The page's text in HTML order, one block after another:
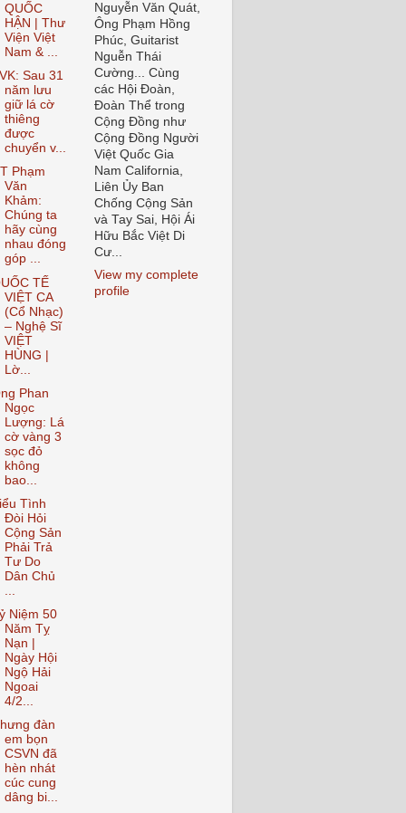
QUỐC
HẬN | Thư
Viện Việt
Nam & ...
Sau 31
năm lưu
giữ lá cờ
thiêng
được
chuyển v...
Phạm
Văn
Khảm:
Chúng ta
hãy cùng
nhau đóng
góp ...
TẾ
VIỆT CA
(Cổ Nhạc)
– Nghệ Sĩ
VIỆT
HÙNG |
Lờ...
Phan
Ngọc
Lượng: Lá
cờ vàng 3
sọc đỏ
không
bao...
Tình
Đòi Hỏi
Cộng Sản
Phải Trả
Tư Do
Dân Chủ
Niệm 50
Năm Tỵ
Nạn |
Ngày Hội
Ngộ Hải
Ngoai
4/2...
đàn
em bọn
CSVN đã
hèn nhát
cúc cung
dâng bi...
Nguyễn Văn Quát,
Ông Phạm Hồng
Phúc, Guitarist
Nguễn Thái
Cường... Cùng
các Hội Đoàn,
Đoàn Thể trong
Cộng Đồng như
Cộng Đồng Người
Việt Quốc Gia
Nam California,
Liên Ủy Ban
Chống Cộng Sản
và Tay Sai, Hội Ái
Hữu Bắc Việt Di
Cư...
View my complete
profile